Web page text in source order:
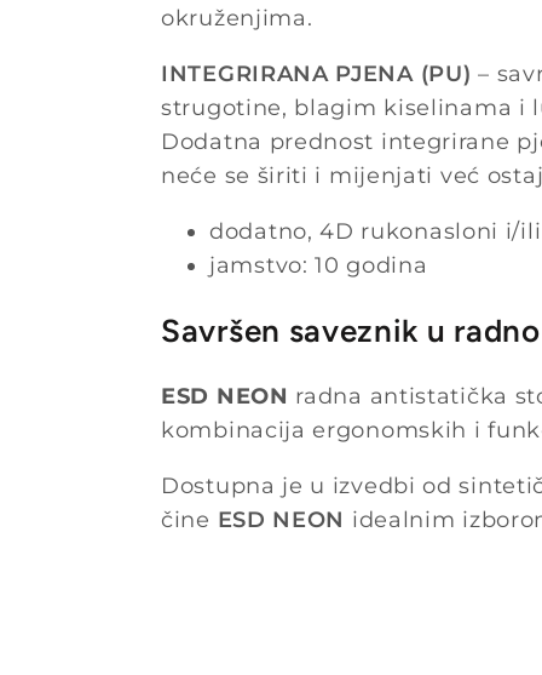
okruženjima.
INTEGRIRANA PJENA (PU) –
strugotine, blagim kiselinama i
Dodatna prednost integrirane
neće se širiti i mijenjati već
dodatno, 4D rukonasloni i/
jamstvo: 10 godina
Savršen saveznik u
ESD NEON radna antistatička
kombinacija ergonomskih i
Dostupna je u izvedbi od
čine ESD NEON idealnim